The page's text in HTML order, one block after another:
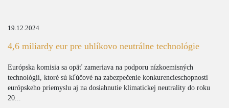
19.12.2024
4,6 miliardy eur pre uhlíkovo neutrálne technológie
Európska komisia sa opäť zameriava na podporu nízkoemisných
technológií, ktoré sú kľúčové na zabezpečenie konkurencieschopnosti
európskeho priemyslu aj na dosiahnutie klimatickej neutrality do roku
20...